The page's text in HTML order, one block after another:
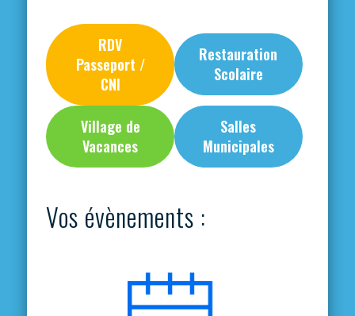
RDV
Passeport /
CNI
Restauration
Scolaire
Village de
Vacances
Salles
Municipales
Vos évènements :